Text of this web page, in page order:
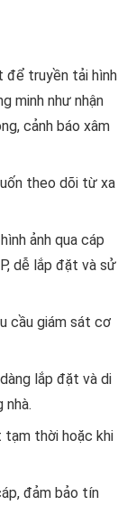
để truyền tải hình
minh như nhận
cảnh báo xâm
theo dõi từ xa
ảnh qua cáp
dễ lắp đặt và sử
cầu giám sát cơ
lắp đặt và di
tạm thời hoặc khi
đảm bảo tín